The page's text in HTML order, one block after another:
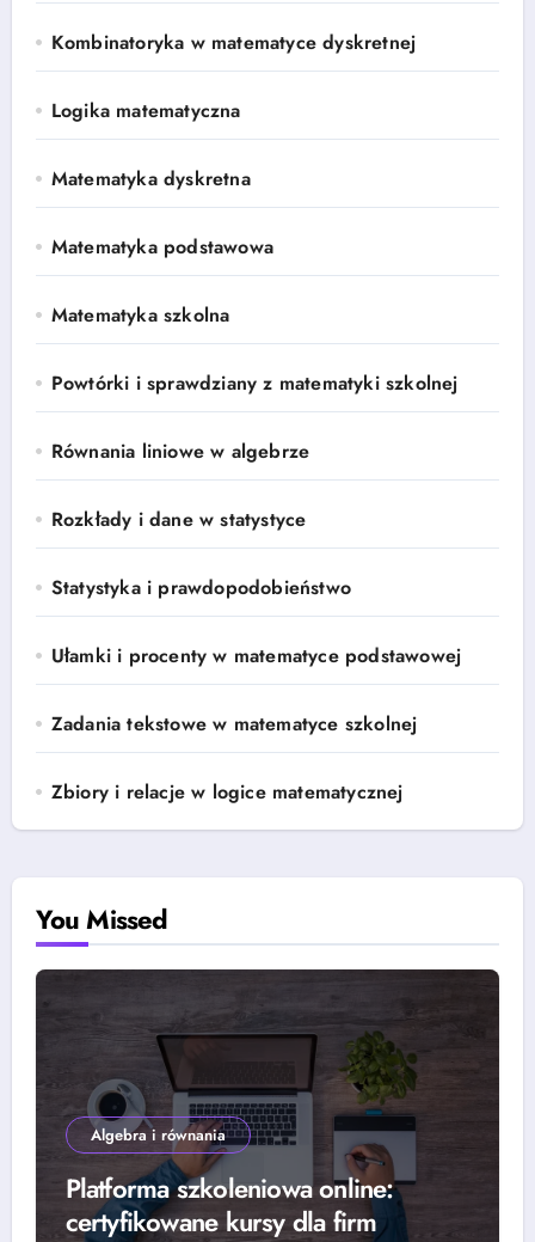
Kombinatoryka w matematyce dyskretnej
Logika matematyczna
Matematyka dyskretna
Matematyka podstawowa
Matematyka szkolna
Powtórki i sprawdziany z matematyki szkolnej
Równania liniowe w algebrze
Rozkłady i dane w statystyce
Statystyka i prawdopodobieństwo
Ułamki i procenty w matematyce podstawowej
Zadania tekstowe w matematyce szkolnej
Zbiory i relacje w logice matematycznej
You Missed
Algebra i równania
Platforma szkoleniowa online:
certyfikowane kursy dla firm